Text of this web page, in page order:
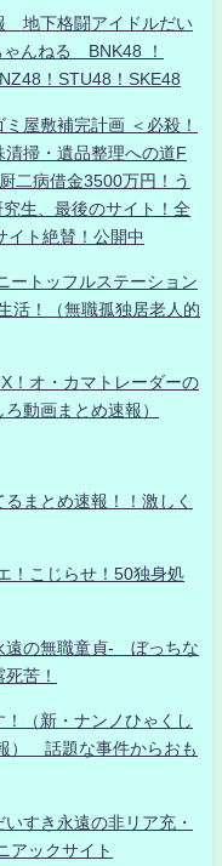
地下格闘アイドルだい
んねる BNK48 ！
！STU48！SKE48
屋敷補完計画 ＜必殺！
掃・遺品整理への道F
二病借金3500万円！う
生、最後のサイト！全
イト絶賛！公開中
ートッフルステーション
活！（無職孤独居老人的
！オ・カマトレーダーの
動画まとめ速報）
まとめ速報！！激しく
！こじらせ！50独身処
の無職童貞- ぼっちな
苦！
（新・ナンノひゃくし
） 話題な事件からおも
すき永遠の非リア充・
アックサイト